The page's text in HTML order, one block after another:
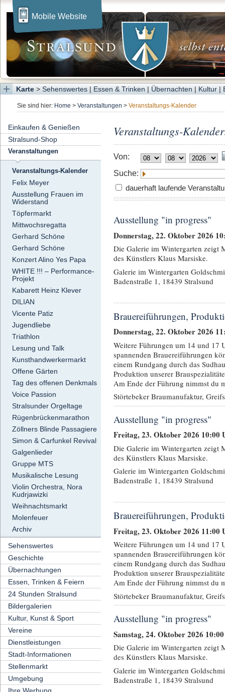
Mobile Website
Karte > Sehenswertes | Essen & Trinken | Übernachten | Kultur |
Sie sind hier: Home > Veranstaltungen > Veranstaltungs-Kalender
Einkaufen & Genießen
Stralsund-Shop
Veranstaltungen
Veranstaltungs-Kalender
Felix Meyer
Ausstellung Frauen im
Widerstand
Töpfermarkt
Mittwochsregatta
Gerhard Schöne
Gerhard Schöne
Konzert Alino Yes Papa
WHITE !!! – Performance-
Projekt
Kabarett Heinz Klever
DILIAN
Vicente Patiz
Jugendliebe
Triathlon
Lesung und Talk
Kunsthandwerkermarkt
Offene Gärten
Tag des offenen Denkmals
Voice Passion
Stralsunder Orgeltage
Rügenbrückenmarathon
Zöllners Blinde Passagiere
Simon & Carfunkel Revival
Galgenlieder
Gruppe MTS
Musikalische Lesung
Violin Orchestra, Nora
Kudrjawizki
Weihnachtsmarkt
Molenfeuer
Archiv
Sehenswertes
Geschichte
Übernachtungen
Essen, Trinken & Feiern
24 Stunden Stralsund
Bildergalerien
Kultur, Kunst & Sport
Vereine
Dienstleistungen
Stadt-Informationen
Stellenmarkt
Umgebung
Veranstaltungs-
Von:
Suche:
dauerhaft laufende
Ausstellung "in progress"
Donnerstag, 22. Oktober 2026
Die Galerie im Wintergarten zeigt
des Künstlers Klaus Marsiske.
Galerie im Wintergarten
Badenstraße 1, 18439 Stralsund
Brauereiführungen,
Donnerstag, 22. Oktober 2026
Weitere Führungen um 14 und 17
spannenden Brauereiführungen
einem Rundgang durch das
Produktion unserer
Am Ende der Führung nimmst du
Störtebeker Braumanufaktur,
Ausstellung "in progress"
Freitag, 23. Oktober 2026 10:00
Die Galerie im Wintergarten zeigt
des Künstlers Klaus Marsiske.
Galerie im Wintergarten
Badenstraße 1, 18439 Stralsund
Brauereiführungen,
Freitag, 23. Oktober 2026 11:00
Weitere Führungen um 14 und 17
spannenden Brauereiführungen
einem Rundgang durch das
Produktion unserer
Am Ende der Führung nimmst du
Störtebeker Braumanufaktur,
Ausstellung "in progress"
Samstag, 24. Oktober 2026
Die Galerie im Wintergarten zeigt
des Künstlers Klaus Marsiske.
Galerie im Wintergarten
Badenstraße 1, 18439 Stralsund